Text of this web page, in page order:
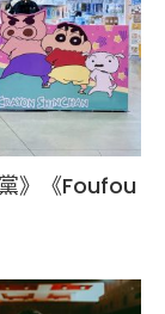
》《Foufou